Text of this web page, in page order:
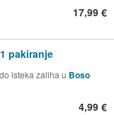
17,99 €
pakiranje
isteka zaliha u Boso
4,99 €